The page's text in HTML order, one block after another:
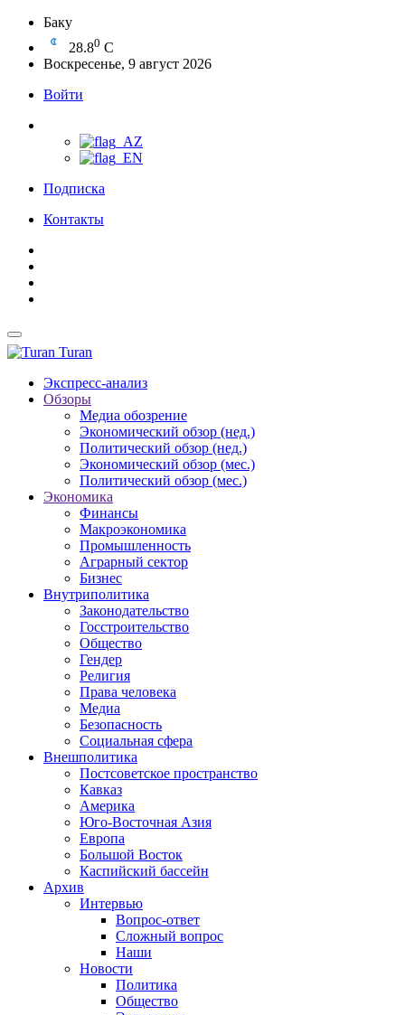
Баку
28.80 C
Воскресенье, 9 август 2026
Войти
Подписка
Контакты
Turan
Экспресс-анализ
Обзоры
Медиа обозрение
Экономический обзор (нед.)
Политический обзор (нед.)
Экономический обзор (мес.)
Политический обзор (мес.)
Экономика
Финансы
Макроэкономика
Промышленность
Аграрный сектор
Бизнес
Внутриполитика
Законодательство
Госстроительство
Общество
Гендер
Религия
Права человека
Медиа
Безопасность
Социальная сфера
Внешполитика
Постсоветское пространство
Кавказ
Америка
Юго-Восточная Азия
Европа
Большой Восток
Каспийский бассейн
Архив
Интервью
Вопрос-ответ
Сложный вопрос
Наши
Новости
Политика
Общество